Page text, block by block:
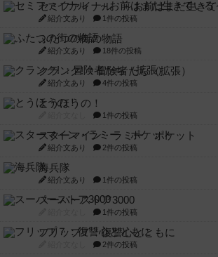
セミファイナル ～お前はまだ生きて
紹介文あり 1件の投稿
ふたつの街の物語
紹介文あり 18件の投稿
クランク! ：冒険者たち（拡張）
紹介文あり 4件の投稿
とうほうの！
1件の投稿
スターマイン・ラミー ポケット
紹介文あり 2件の投稿
海兵隊
紹介文あり 1件の投稿
スーパーストア3000
1件の投稿
フリップ７：復讐心とともに
2件の投稿